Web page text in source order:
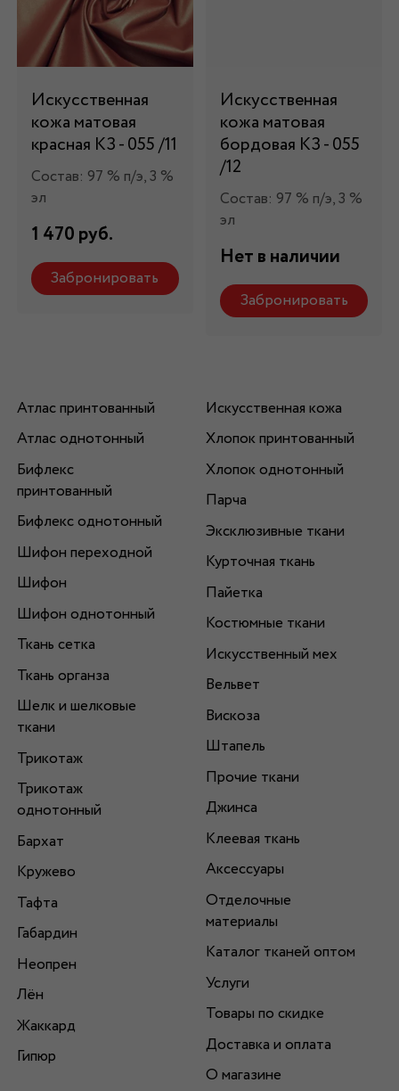
Искусственная
кожа матовая
красная КЗ - 055 /11
Состав: 97 % п/э, 3 %
эл
1 470 руб.
Забронировать
Искусственная
кожа матовая
бордовая КЗ - 055
/12
Состав: 97 % п/э, 3 %
эл
Нет в наличии
Забронировать
Атлас принтованный
Атлас однотонный
Бифлекс
принтованный
Бифлекс однотонный
Шифон переходной
Шифон
Шифон однотонный
Ткань сетка
Ткань органза
Шелк и шелковые
ткани
Трикотаж
Трикотаж
однотонный
Бархат
Кружево
Тафта
Габардин
Неопрен
Лён
Жаккард
Гипюр
Искусственная кожа
Хлопок принтованный
Хлопок однотонный
Парча
Эксклюзивные ткани
Курточная ткань
Пайетка
Костюмные ткани
Искусственный мех
Вельвет
Вискоза
Штапель
Прочие ткани
Джинса
Клеевая ткань
Аксессуары
Отделочные
материалы
Каталог тканей оптом
Услуги
Товары по скидке
Доставка и оплата
О магазине